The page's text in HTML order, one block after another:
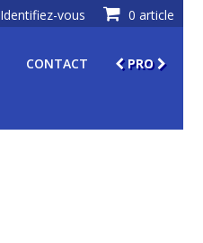
CONTACT PRO
0 article
Identifiez-vous